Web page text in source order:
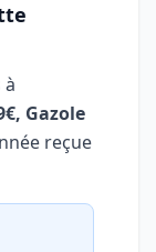
Gazole
reçue